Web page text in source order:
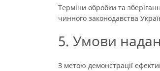
Терміни обробки та
чинного законодавства
5. Умови
З метою демонстрації